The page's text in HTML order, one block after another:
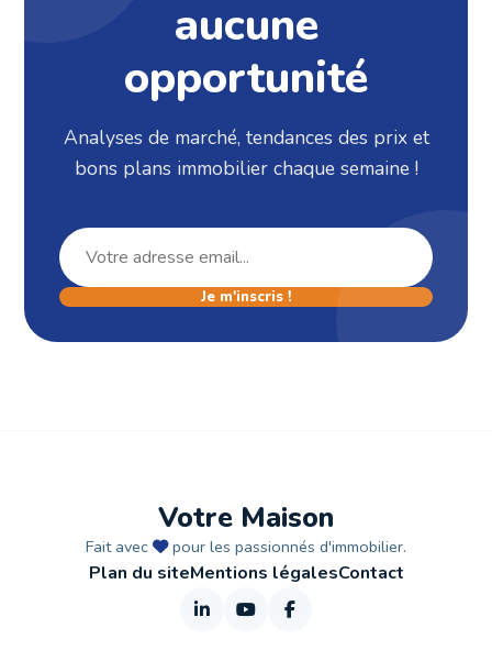
aucune
opportunité
Analyses de marché, tendances des prix et
bons plans immobilier chaque semaine !
Je m'inscris !
Votre Maison
Fait avec pour les passionnés d'immobilier.
Plan du siteMentions légalesContact